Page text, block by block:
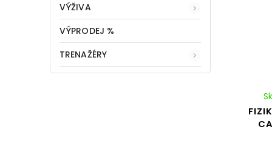
VÝŽIVA
VÝPRODEJ %
TRENAŽÉRY